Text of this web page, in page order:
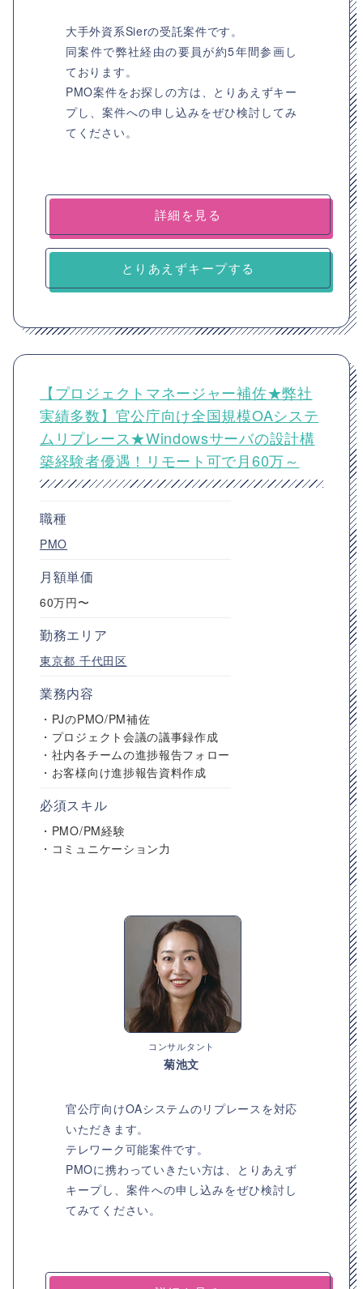
大手外資系Sierの受託案件です。
同案件で弊社経由の要員が約5年間参画し
ております。
PMO案件をお探しの方は、とりあえずキー
プし、案件への申し込みをぜひ検討してみ
てください。
詳細を見る
とりあえずキープする
【プロジェクトマネージャー補佐★弊社
実績多数】官公庁向け全国規模OAシステ
ムリプレース★Windowsサーバの設計構
築経験者優遇！リモート可で月60万～
職種
PMO
月額単価
60万円〜
勤務エリア
東京都 千代田区
業務内容
・PJのPMO/PM補佐
・プロジェクト会議の議事録作成
・社内各チームの進捗報告フォロー
・お客様向け進捗報告資料作成
必須スキル
・PMO/PM経験
・コミュニケーション力
コンサルタント
菊池文
官公庁向けOAシステムのリプレースを対応
いただきます。
テレワーク可能案件です。
PMOに携わっていきたい方は、とりあえず
キープし、案件への申し込みをぜひ検討し
てみてください。